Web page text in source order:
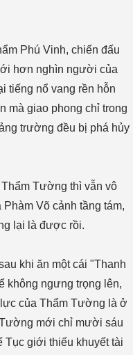
Phú Vinh, chiến đấu
hơn nghìn người của
tiếng nổ vang rền hỗn
mà giao phong chỉ trong
trường đều bị phá hủy
Tường thì vẫn vô
Võ cảnh tầng tám,
lại là được rồi.
khi ăn một cái "Thanh
không ngưng trọng lên,
của Thẩm Tường là ở
mới chỉ mười sáu
giới thiếu khuyết tài